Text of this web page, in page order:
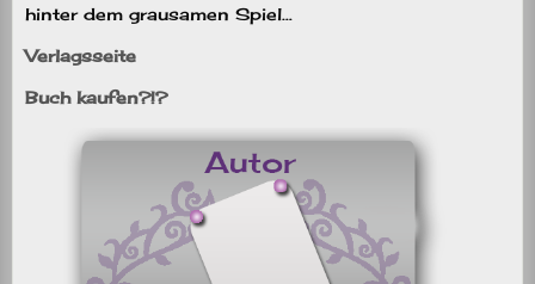
hinter dem grausamen Spiel…
Verlagsseite
Buch kaufen?!?